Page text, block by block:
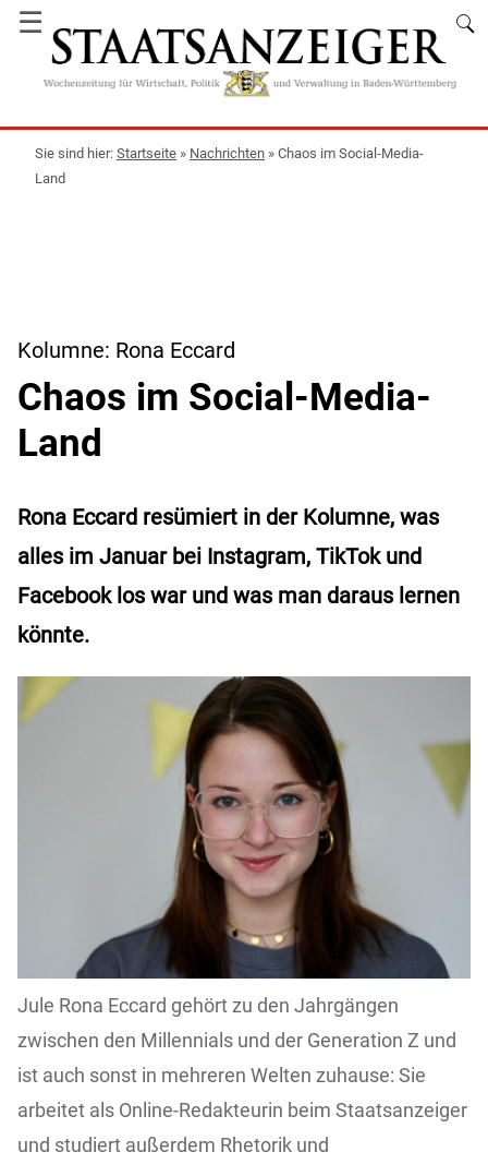
☰
Startseite » Nachrichten » Chaos im Social-Media-
Land
Kolumne: Rona Eccard
Chaos im Social-Media-
Land
Rona Eccard resümiert in der Kolumne, was
alles im Januar bei Instagram, TikTok und
Facebook los war und was man daraus lernen
könnte.
Jule Rona Eccard gehört zu den Jahrgängen
zwischen den Millennials und der Generation Z und
ist auch sonst in mehreren Welten zuhause: Sie
arbeitet als Online-Redakteurin beim Staatsanzeiger
und studiert außerdem Rhetorik und